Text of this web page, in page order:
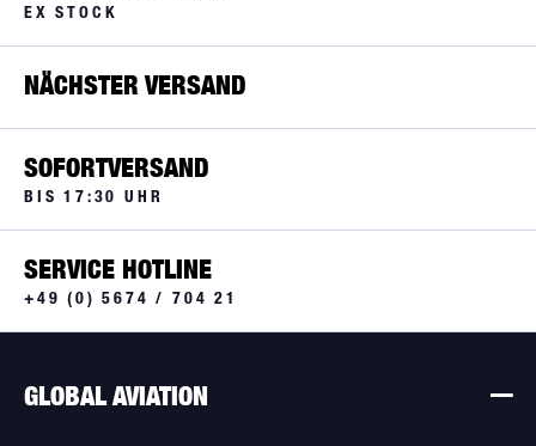
EX STOCK
NÄCHSTER VERSAND
SOFORTVERSAND
BIS 17:30 UHR
SERVICE HOTLINE
+49 (0) 5674 / 704 21
GLOBAL AVIATION